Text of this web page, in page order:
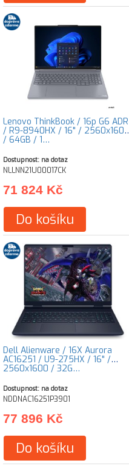
Lenovo ThinkBook / 16p G6 ADR
/ R9-8940HX / 16" / 2560x1600
/ 64GB / 1…
Dostupnost: na dotaz
NLLNN21U00017CK
71 824 Kč
Do košíku
Dell Alienware / 16X Aurora
AC16251 / U9-275HX / 16" /
2560x1600 / 32G…
Dostupnost: na dotaz
NDDNAC16251P3901
77 896 Kč
Do košíku